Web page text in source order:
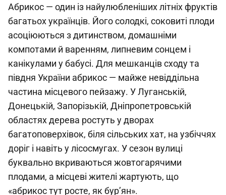
Абрикос — один із найулюбленіших літніх фруктів
багатьох українців. Його солодкі, соковиті плоди
асоціюються з дитинством, домашніми
компотами й варенням, липневим сонцем і
канікулами у бабусі. Для мешканців сходу та
півдня України абрикос — майже невіддільна
частина місцевого пейзажу. У Луганській,
Донецькій, Запорізькій, Дніпропетровській
областях дерева ростуть у дворах
багатоповерхівок, біля сільських хат, на узбіччях
доріг і навіть у лісосмугах. У сезон вулиці
буквально вкриваються жовтогарячими
плодами, а місцеві жителі жартують, що
«абрикос тут росте, як бур’ян».